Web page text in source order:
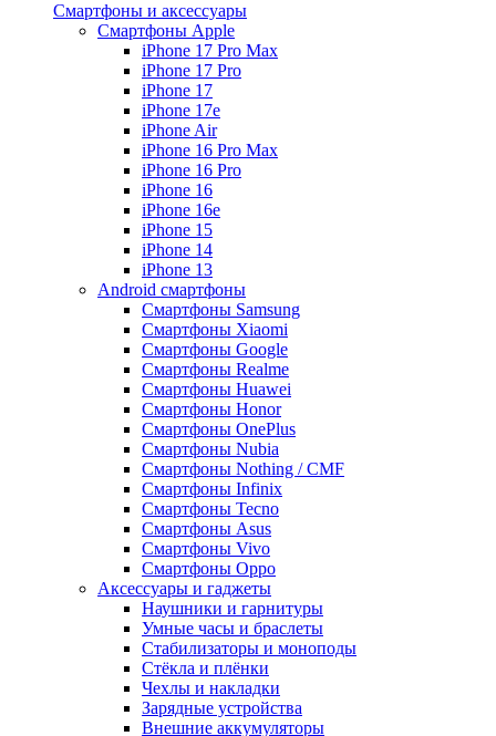
Смартфоны и аксессуары
Смартфоны Apple
iPhone 17 Pro Max
iPhone 17 Pro
iPhone 17
iPhone 17e
iPhone Air
iPhone 16 Pro Max
iPhone 16 Pro
iPhone 16
iPhone 16e
iPhone 15
iPhone 14
iPhone 13
Android cмартфоны
Смартфоны Samsung
Смартфоны Xiaomi
Смартфоны Google
Смартфоны Realme
Смартфоны Huawei
Смартфоны Honor
Смартфоны OnePlus
Смартфоны Nubia
Смартфоны Nothing / CMF
Смартфоны Infinix
Смартфоны Tecno
Смартфоны Asus
Смартфоны Vivo
Смартфоны Oppo
Аксессуары и гаджеты
Наушники и гарнитуры
Умные часы и браслеты
Стабилизаторы и моноподы
Стёкла и плёнки
Чехлы и накладки
Зарядные устройства
Внешние аккумуляторы